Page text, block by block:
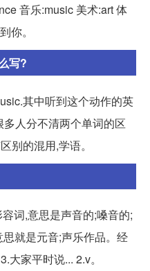
音乐:music 美术:art 体
你。
写?
其中听到这个动作的英
人分不清两个单词的区
别的混用,学语。
词,意思是声音的;嗓音的;
就是元音;声乐作品。经
家平时说... 2.v。